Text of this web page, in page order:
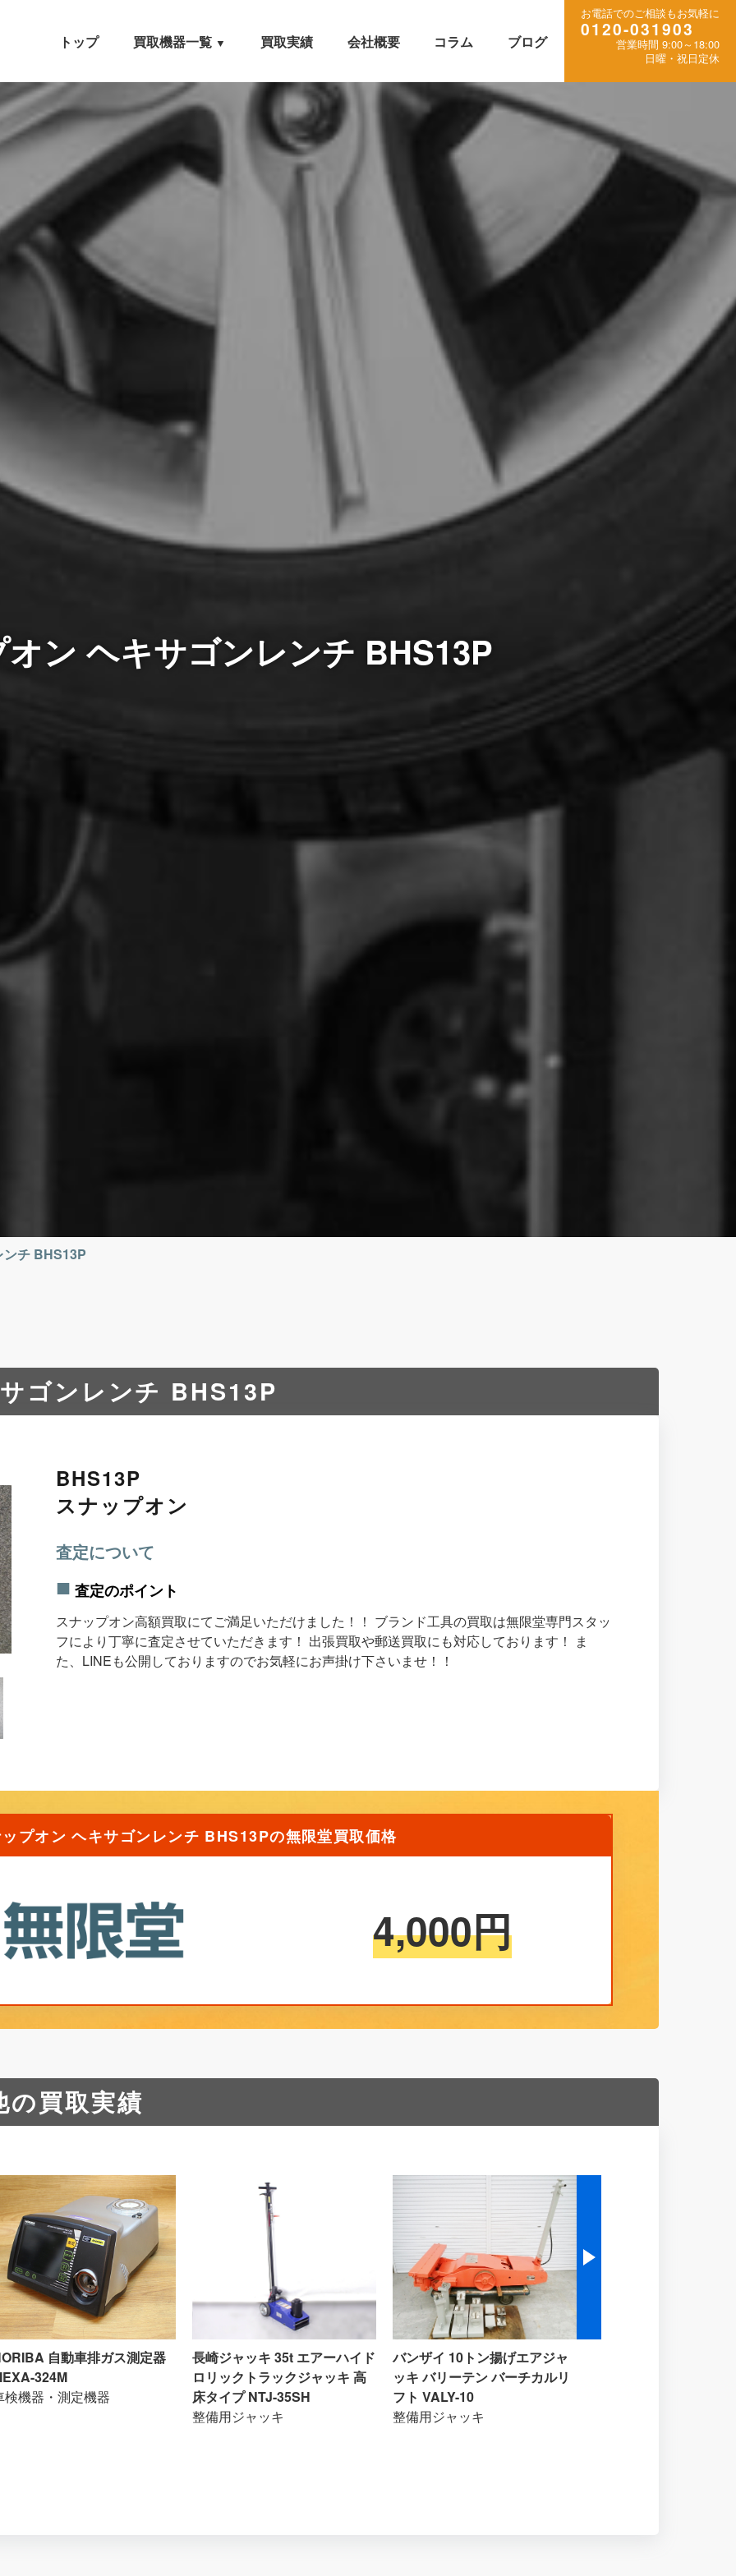
トップ 買取機器一覧 ▼
自動車設備機械
工作機械
農業・林業機械
建設機械・土木機械
買取実績 会社概要 コラム ブログ
お電話でのご相談もお気軽に
0120-031903
営業時間 9:00～18:00
日曜・祝日定休
ン ヘキサゴンレンチ BHS13P
チ BHS13P
ゴンレンチ BHS13P
BHS13P
スナップオン
査定について
査定のポイント
スナップオン高額買取にてご満足いただけました！！ ブランド工具の買取は無限堂専門スタッ
フにより丁寧に査定させていただきます！ 出張買取や郵送買取にも対応しております！ ま
た、LINEも公開しておりますのでお気軽にお声掛け下さいませ！！
プオン ヘキサゴンレンチ BHS13Pの無限堂買取価格
4,000円
の買取実績
自動車排ガス測定器
324M
検機器・測定機器
長崎ジャッキ 35t エアーハイド
ロリックトラックジャッキ 高
床タイプ NTJ-35SH
整備用ジャッキ
バンザイ 10トン揚げエアジャ
ッキ バリーテン バーチカルリ
フト VALY-10
整備用ジャッキ